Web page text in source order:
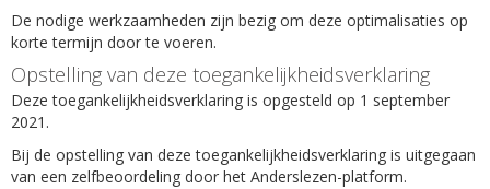
De nodige werkzaamheden zijn bezig om deze optimalisaties op
korte termijn door te voeren.
Opstelling van deze toegankelijkheidsverklaring
Deze toegankelijkheidsverklaring is opgesteld op 1 september
2021.
Bij de opstelling van deze toegankelijkheidsverklaring is uitgegaan
van een zelfbeoordeling door het Anderslezen-platform.